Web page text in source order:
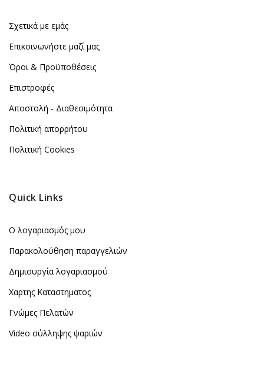
Σχετικά με εμάς
Επικοινωνήστε μαζί μας
Όροι & Προϋποθέσεις
Επιστροφές
Αποστολή - Διαθεσιμότητα
Πολιτική απορρήτου
Πολιτική Cookies
Quick Links
Ο λογαριασμός μου
Παρακολούθηση παραγγελιών
Δημιουργία λογαριασμού
Χαρτης Καταστηματος
Γνώμες Πελατών
Video σύλληψης ψαριών